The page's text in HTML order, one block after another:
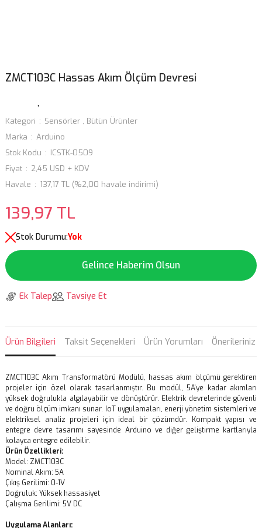
ZMCT103C Hassas Akım Ölçüm Devresi
Kategori Sensörler , Bütün Ürünler
Marka
Arduino
Stok Kodu
ICSTK-0509
Fiyat
2,45 USD + KDV
Havale
137,17 TL (%2,00 havale indirimi)
139,97 TL
Stok Durumu:Yok
Gelince Haberim Olsun
Ek Talep Tavsiye Et
Ürün Bilgileri Taksit Seçenekleri Ürün Yorumları Önerileriniz
ZMCT103C Akım Transformatörü Modülü, hassas akım ölçümü gerektiren
projeler için özel olarak tasarlanmıştır. Bu modül, 5A'ye kadar akımları
yüksek doğrulukla algılayabilir ve dönüştürür. Elektrik devrelerinde güvenli
ve doğru ölçüm imkanı sunar. IoT uygulamaları, enerji yönetim sistemleri ve
elektriksel analiz projeleri için ideal bir çözümdür. Kompakt yapısı ve
entegre devre tasarımı sayesinde Arduino ve diğer geliştirme kartlarıyla
kolayca entegre edilebilir.
Ürün Özellikleri:
Model: ZMCT103C
Nominal Akım: 5A
Çıkış Gerilimi: 0-1V
Doğruluk: Yüksek hassasiyet
Çalışma Gerilimi: 5V DC
Uygulama Alanları: